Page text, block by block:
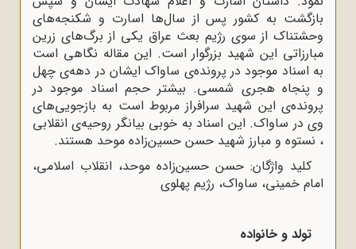
بازگشت به کشور پس از سال‌ها اسارت و شکنجه‌های
وحشتناک از سوی رژیم بعث عراق یکی از برگ‌های زرین
مبارزاتی این شهید بزرگوار است. این مقاله نگاهی است
به اسناد موجود در پرونده‌ی ساواک ایشان در دهه‌ی چهل
و پنجاه هجری شمسی. بیشتر حجم اسناد موجود در
پرونده‌ی این شهید سرافراز مربوط است به بازجویی‌های
وی در ساواک. این اسناد به خوبی بیانگر روحیه‌ی انقلابی
، نستوه و مبارز شهید حسن حسین‌زاده موحد هستند.
کلید واژگان: حسن حسین‌زاده موحد، انقلاب اسلامی،
امام خمینی، ساواک، رژیم پهلوی
تولد و خانواده